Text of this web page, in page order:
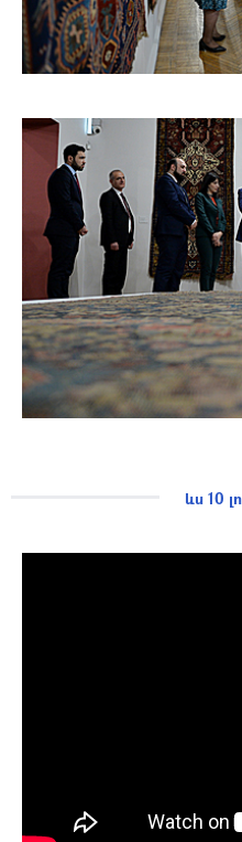
ևս 10